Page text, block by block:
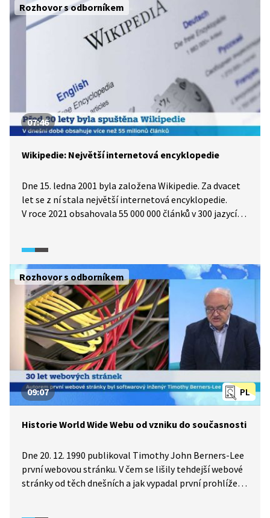
Rozhovor s odborníkem
07:46
Wikipedie: Největší internetová encyklopedie
Dne 15. ledna 2001 byla založena Wikipedie. Za dvacet
let se z ní stala největší internetová encyklopedie.
V roce 2021 obsahovala 55 000 000 článků v 300 jazycích.
je mezi "wikipedisty" hierarchie a jak se řeší názorové
a postojové spory mezi přispěvateli? Může Wikipedii
editovat úplně každý? Na tyto otázky odpovídá
v rozhovoru Klára Joklová, výkonná ředitelka spolku
Wikimedia Česká republika.
Rozhovor s odborníkem
PL
09:07
Historie World Wide Webu od vzniku do současnosti
Dne 20. 12. 1990 publikoval Timothy John Berners-Lee
první webovou stránku. V čem se lišily tehdejší webové
stránky od těch dnešních a jak vypadal první prohlížeč?